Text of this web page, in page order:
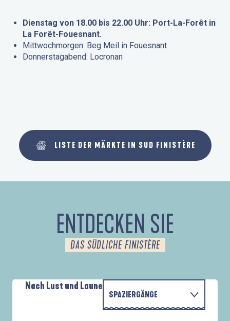
Dienstag von 18.00 bis 22.00 Uhr: Port-La-Forêt in
La Forêt-Fouesnant.
Mittwochmorgen: Beg Meil in Fouesnant
Donnerstagabend: Locronan
LISTE DER MÄRKTE IN SUD FINISTÈRE
ENTDECKEN SIE
DAS SÜDLICHE FINISTÈRE
Nach Lust und Laune
SPAZIERGÄNGE